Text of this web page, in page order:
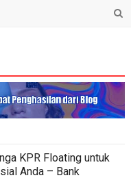
KPR Floating untuk
Anda – Bank